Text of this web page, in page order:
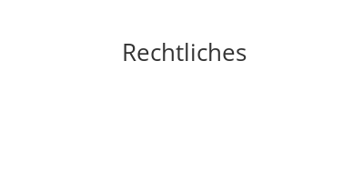
Rechtliches